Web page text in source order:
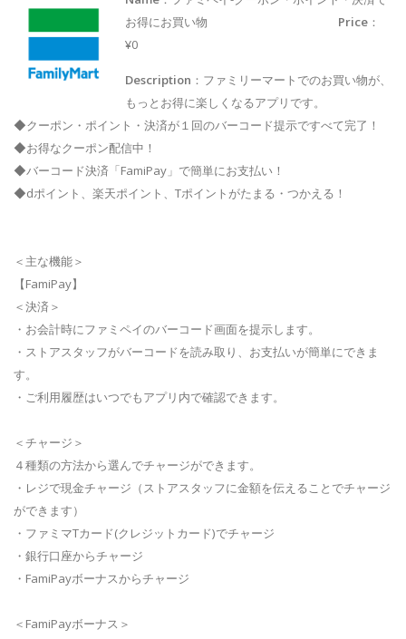
お得にお買い物
Price ：
¥0
Description ：ファミリーマートでのお買い物が、
もっとお得に楽しくなるアプリです。
◆クーポン・ポイント・決済が１回のバーコード提示ですべて完了！
◆お得なクーポン配信中！
◆バーコード決済「FamiPay」で簡単にお支払い！
◆dポイント、楽天ポイント、Tポイントがたまる・つかえる！
＜主な機能＞
【FamiPay】
＜決済＞
・お会計時にファミペイのバーコード画面を提示します。
・ストアスタッフがバーコードを読み取り、お支払いが簡単にできま
す。
・ご利用履歴はいつでもアプリ内で確認できます。
＜チャージ＞
４種類の方法から選んでチャージができます。
・レジで現金チャージ（ストアスタッフに金額を伝えることでチャージ
ができます）
・ファミマTカード(クレジットカード)でチャージ
・銀行口座からチャージ
・FamiPayボーナスからチャージ
＜FamiPayボーナス＞